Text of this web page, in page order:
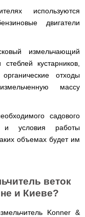
используются
двигатели
измельчающий
кустарников,
отходы
массу
садового
и условия работы
объемах будет им
веток
и Киеве?
Konner &